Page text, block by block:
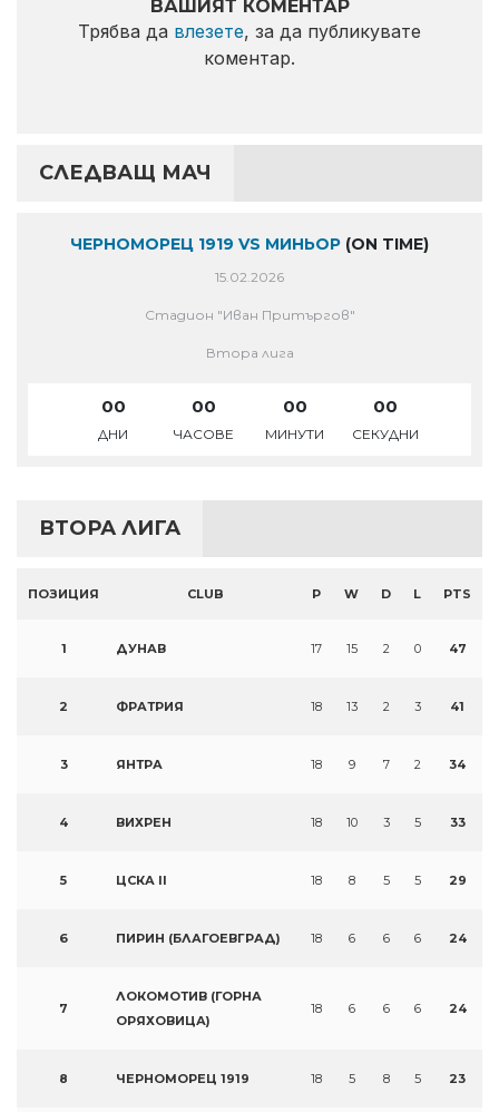
ВАШИЯТ КОМЕНТАР
Трябва да влезете, за да публикувате
коментар.
СЛЕДВАЩ МАЧ
ЧЕРНОМОРЕЦ 1919 VS МИНЬОР (ON TIME)
15.02.2026
Стадион "Иван Притъргов"
Втора лига
00
ДНИ
00
ЧАСОВЕ
00
МИНУТИ
00
СЕКУДНИ
ВТОРА ЛИГА
ПОЗИЦИЯ CLUB P W D L PTS
1 ДУНАВ 17 15 2 0 47
2 ФРАТРИЯ 18 13 2 3 41
3 ЯНТРА 18 9 7 2 34
4 ВИХРЕН 18 10 3 5 33
5 ЦСКА II 18 8 5 5 29
6 ПИРИН (БЛАГОЕВГРАД) 18 6 6 6 24
7
ЛОКОМОТИВ (ГОРНА
ОРЯХОВИЦА)
18 6 6 6 24
8 ЧЕРНОМОРЕЦ 1919 18 5 8 5 23